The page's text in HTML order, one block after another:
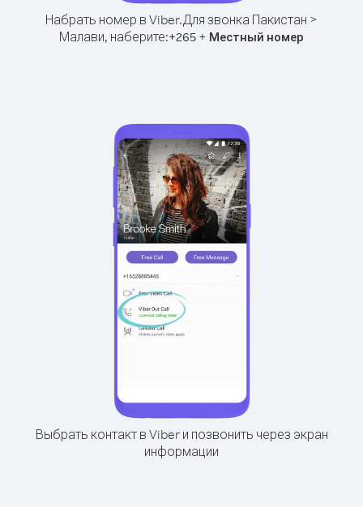
Набрать номер в Viber.Для звонка Пакистан >
Малави, наберите:+265 + Местный номер
Выбрать контакт в Viber и позвонить через экран
информации